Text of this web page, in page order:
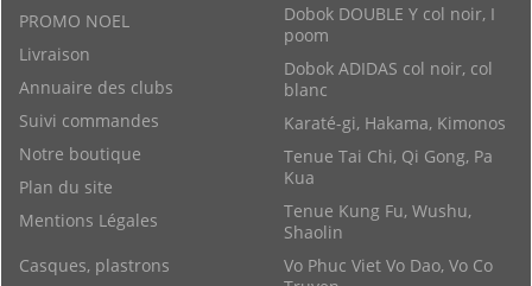
PROMO NOEL
Livraison
Annuaire des clubs
Suivi commandes
Notre boutique
Plan du site
Mentions Légales
Dobok DOUBLE Y col noir, I
poom
Dobok ADIDAS col noir, col
blanc
Karaté-gi, Hakama, Kimonos
Tenue Tai Chi, Qi Gong, Pa
Kua
Tenue Kung Fu, Wushu,
Shaolin
Vo Phuc Viet Vo Dao, Vo Co
Casques, plastrons